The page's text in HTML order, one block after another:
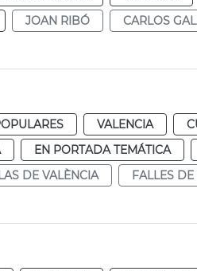
JOAN RIBÓ
CARLOS
VALENCIA
EN PORTADA TEMÁTICA
DE VALÈNCIA
FALLES